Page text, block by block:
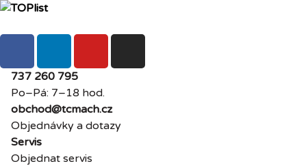
737 260 795
Po–Pá: 7–18 hod.
obchod@tcmach.cz
Objednávky a dotazy
Servis
Objednat servis